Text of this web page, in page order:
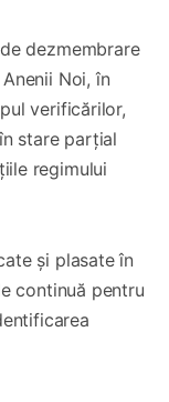
dezmembrare
Noi, în
verificărilor,
stare parțial
regimului
și plasate în
continuă pentru